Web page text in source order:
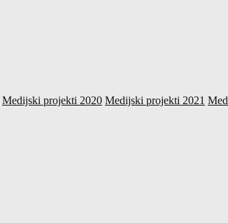
Medijski projekti 2020 Medijski projekti 2021